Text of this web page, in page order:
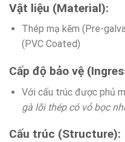
Vật liệu (Material):
Thép mạ kẽm (Pre-
(PVC Coated)
Cấp độ bảo vệ
Với cấu trúc được phủ
gà lõi thép có vỏ bọc
Cấu trúc (Structure):